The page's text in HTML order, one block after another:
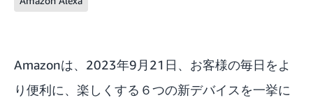
Amazonは、2023年9月21日、お客様の毎日をよ
り便利に、楽しくする６つの新デバイスを一挙に